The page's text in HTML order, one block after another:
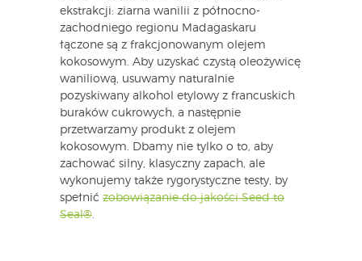
ekstrakcji: ziarna wanilii z północno-
zachodniego regionu Madagaskaru
łączone są z frakcjonowanym olejem
kokosowym. Aby uzyskać czystą oleożywicę
waniliową, usuwamy naturalnie
pozyskiwany alkohol etylowy z francuskich
buraków cukrowych, a następnie
przetwarzamy produkt z olejem
kokosowym. Dbamy nie tylko o to, aby
zachować silny, klasyczny zapach, ale
wykonujemy także rygorystyczne testy, by
spełnić zobowiązanie do jakości Seed to
Seal®.